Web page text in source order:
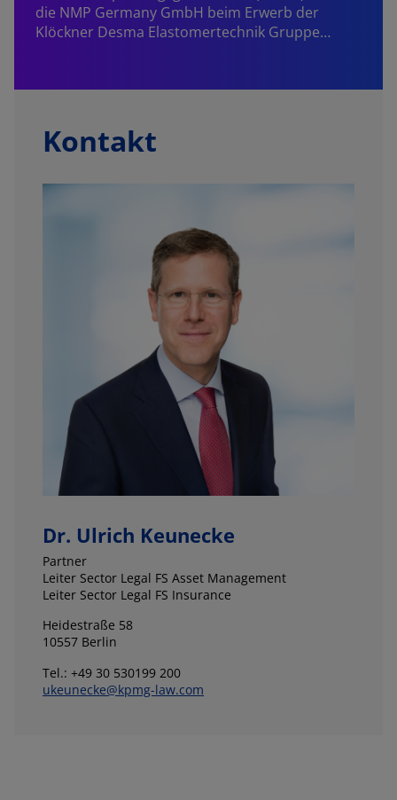
die NMP Germany GmbH beim Erwerb der
Klöckner Desma Elastomertechnik Gruppe…
Kontakt
Dr. Ulrich Keunecke
Partner
Leiter Sector Legal FS Asset Management
Leiter Sector Legal FS Insurance
Heidestraße 58
10557 Berlin
Tel.: +49 30 530199 200
ukeunecke@kpmg-law.com